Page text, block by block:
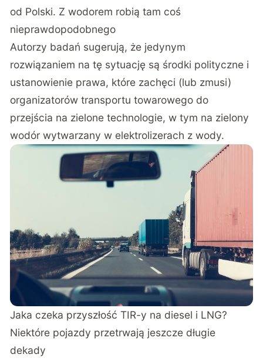
od Polski. Z wodorem robią tam coś
nieprawdopodobnego
Autorzy badań sugerują, że jedynym
rozwiązaniem na tę sytuację są środki polityczne i
ustanowienie prawa, które zachęci (lub zmusi)
organizatorów transportu towarowego do
przejścia na zielone technologie, w tym na zielony
wodór wytwarzany w elektrolizerach z wody.
Jaka czeka przyszłość TIR-y na diesel i LNG?
Niektóre pojazdy przetrwają jeszcze długie
dekady